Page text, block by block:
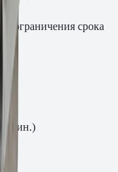
ограничения срока
(мин.)